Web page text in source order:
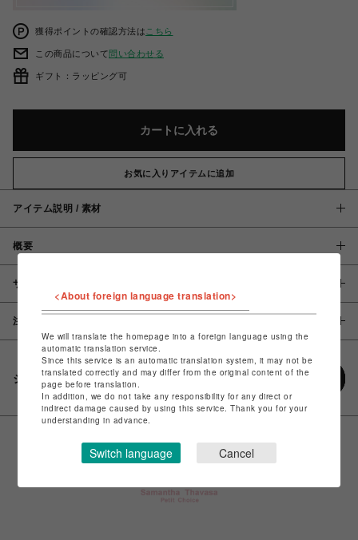
獲得ポイントの確認方法は こちら
この商品について問い合わせる
ギフト：ラッピング可
カートに入れる
お気に入りアイテムに追加
アイテム説明 / 素材
概要
サイズ
注意事項
シェアする
<About foreign language translation>
We will translate the homepage into a foreign language using the
automatic translation service.
Since this service is an automatic translation system, it may not be
translated correctly and may differ from the original content of the
page before translation.
In addition, we do not take any responsibility for any direct or
indirect damage caused by using this service. Thank you for your
understanding in advance.
Switch language Cancel